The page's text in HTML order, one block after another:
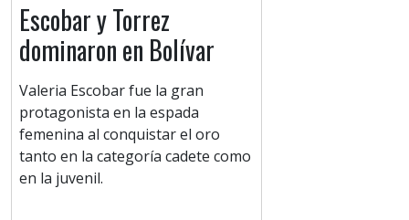
Escobar y Torrez
dominaron en Bolívar
Valeria Escobar fue la gran
protagonista en la espada
femenina al conquistar el oro
tanto en la categoría cadete como
en la juvenil.